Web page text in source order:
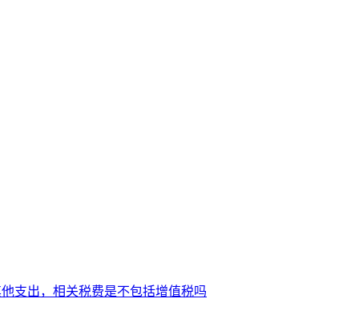
支出，相关税费是不包括增值税吗